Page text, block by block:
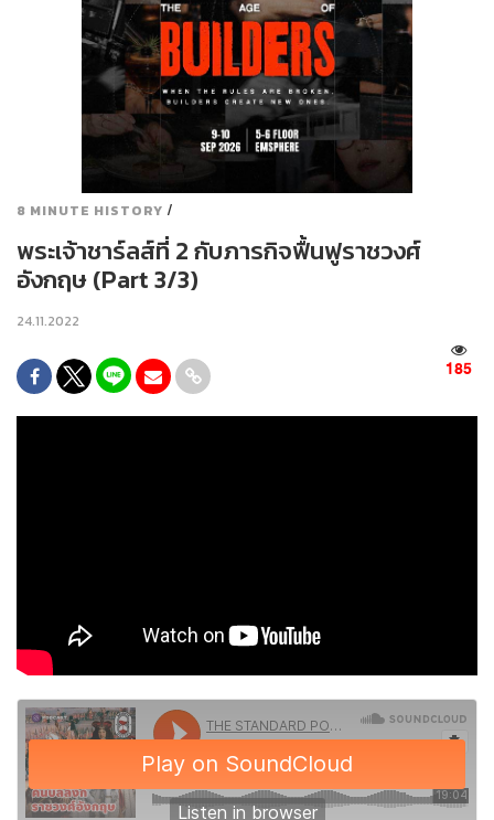
8 MINUTE HISTORY /
พระเจ้าชาร์ลส์ที่ 2 กับภารกิจฟื้นฟูราชวงศ์
อังกฤษ (Part 3/3)
24.11.2022
185